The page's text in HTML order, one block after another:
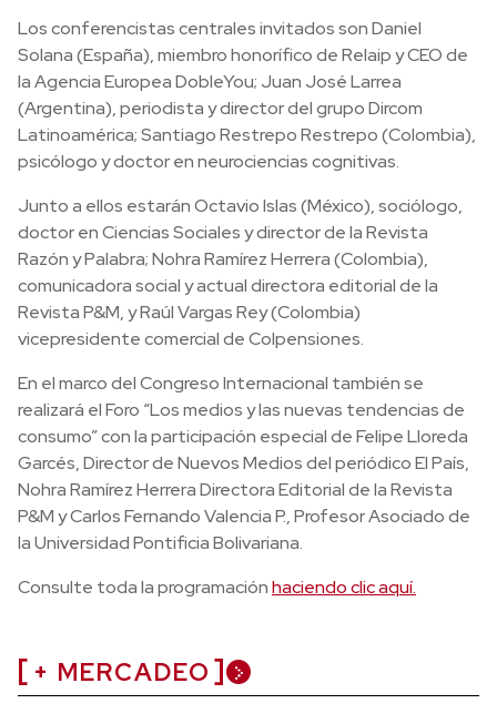
Los conferencistas centrales invitados son Daniel
Solana (España), miembro honorífico de Relaip y CEO de
la Agencia Europea DobleYou; Juan José Larrea
(Argentina), periodista y director del grupo Dircom
Latinoamérica; Santiago Restrepo Restrepo (Colombia),
psicólogo y doctor en neurociencias cognitivas.
Junto a ellos estarán Octavio Islas (México), sociólogo,
doctor en Ciencias Sociales y director de la Revista
Razón y Palabra; Nohra Ramírez Herrera (Colombia),
comunicadora social y actual directora editorial de la
Revista P&M, y Raúl Vargas Rey (Colombia)
vicepresidente comercial de Colpensiones.
En el marco del Congreso Internacional también se
realizará el Foro “Los medios y las nuevas tendencias de
consumo” con la participación especial de Felipe Lloreda
Garcés, Director de Nuevos Medios del periódico El País,
Nohra Ramírez Herrera Directora Editorial de la Revista
P&M y Carlos Fernando Valencia P., Profesor Asociado de
la Universidad Pontificia Bolivariana.
Consulte toda la programaciónhaciendo clic aquí.
+ MERCADEO